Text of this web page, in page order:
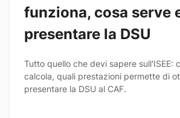
funziona, cosa serve
presentare la DSU
Tutto quello che devi sapere sull'ISEE:
calcola, quali prestazioni permette di
presentare la DSU al CAF.